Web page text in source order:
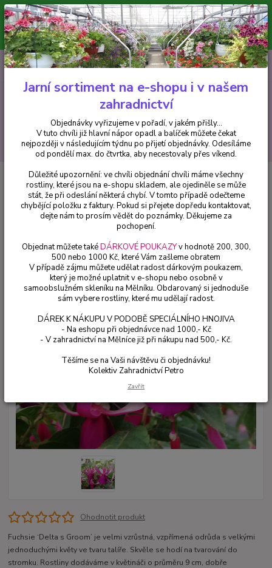
Minimální hodnota pro odeslání z e-shopu je 300 Kč.
V tuto chvíli již hlavní nápor objednávek opadl a balíček můžete čekat
nejpozději v následujícím týdnu po přijetí objednávky. Objednávky
vyřizujeme v pořadí, v jakém přišly...
CZK
Hledat
+420 602 223 614 0ks
za0 Kč
Fuchsie Delta s Groom Fuchsie - 1 ks
Delta s Groom Fuchsie - 1 ks
Ohodnotit produkt
Fuchsie ‘Delta s Groom’ je velmi vzrůstná, vzpřímená odrůda s velkými
jednoduchými květy ve tvaru talíře. Skvěle se hodí na tvarování do
stromku. Rostliny dodáváme v květináči o průměru 9 cm, dobře
Jarní sortiment na e-shopu i v našem
zahradnictví
Objednávky vyřizujeme v pořadí, v jakém přišly...
V tuto chvíli již hlavní nápor opadl a balíček můžete čekat
nejpozději v následujícím týdnu po přijetí objednávky. Odesíláme
od pondělí max. do čtvrtka, aby necestovaly přes víkend.
Důležité upozornění: ve chvíli objednání chvíli máme všechny
rostliny, které jsou na e-shopu skladem, ale ojediněle se může
stát, že při odeslání některá chybí. V tomto případě odečteme
chybějící položku z faktury. Pokud si přejete dopředu kontaktovat,
dejte nám to prosím vědět do poznámky. Děkujeme za
pochopení.
Objednat můžete takéDÁRKOVÉ POUKAZYv hodnotě 200, 300,
500 nebo 1000 Kč, které Vám zašleme obratem
V případě zájmu můžete udělat radost dárkovým poukazem,
který je možné uplatnit v e-shopu nebo osobně v
samoobslužném skleníku na Mělníku. Obdarovaný si jednoduše
sám vybere rostliny, které mu udělají radost.
DÁREK K NÁKUPU V PODOBĚ SPECIÁLNÍHO HNOJIVA
- Na eshopu při objednávce nad 1000,- Kč
- V zahradnictví na Mělníce již při nákupu nad 500,- Kč.
Těšíme se na Vaši návštěvu či objednávku!
Kolektiv Zahradnictví Petro
Zavřít